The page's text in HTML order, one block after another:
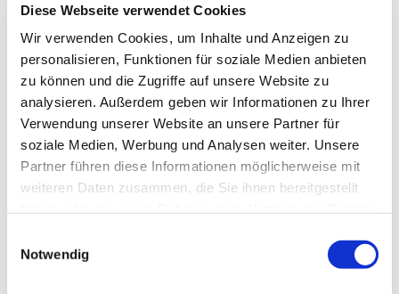
Diese Webseite verwendet Cookies
Wir verwenden Cookies, um Inhalte und Anzeigen zu
personalisieren, Funktionen für soziale Medien anbieten
zu können und die Zugriffe auf unsere Website zu
analysieren. Außerdem geben wir Informationen zu Ihrer
Verwendung unserer Website an unsere Partner für
soziale Medien, Werbung und Analysen weiter. Unsere
Partner führen diese Informationen möglicherweise mit
weiteren Daten zusammen, die Sie ihnen bereitgestellt
Notwendig